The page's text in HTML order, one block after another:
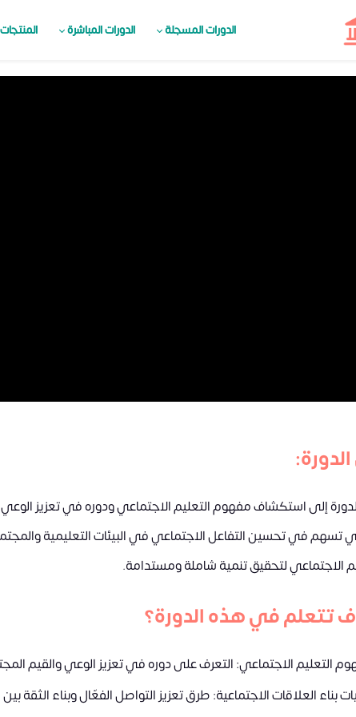
الدورات المسجلة الدورات المباشرة المنتجات
إلى استكشاف مفهوم التعليم الاجتماعي ودوره في تعزيز الوعي
تسهم في تحسين التفاعل الاجتماعي في البيئات التعليمية
الاجتماعي لتحقيق تنمية شاملة ومستدامة.
تتعلم في هذه الدورة؟
التعليم الاجتماعي: التعرف على دوره في تعزيز الوعي والقيم
بناء العلاقات الاجتماعية: طرق تعزيز التواصل الفعّال وبناء الثقة بين